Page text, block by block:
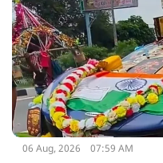
06 Aug, 2026 07:59 AM